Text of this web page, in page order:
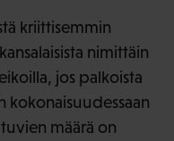
kriittisemmin
nimittäin
jos palkoista
kokonaisuudessaan
määrä on